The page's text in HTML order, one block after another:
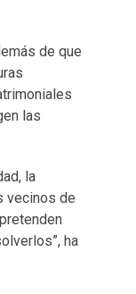
de que
las
la
vecinos de
ha